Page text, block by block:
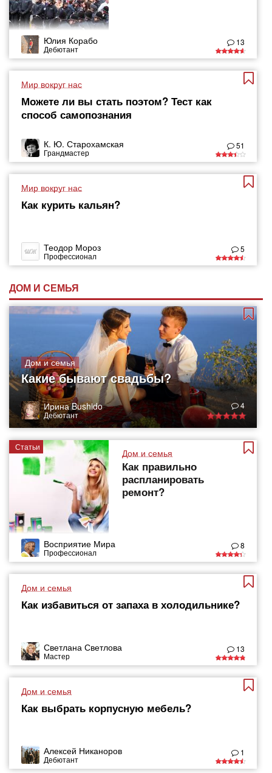
Юлия Корабо
Дебютант
13
Мир вокруг нас
Можете ли вы стать поэтом? Тест как
способ самопознания
К. Ю. Старохамская
Грандмастер
51
Мир вокруг нас
Как курить кальян?
Теодор Мороз
Профессионал
5
ДОМ И СЕМЬЯ
Дом и семья
Какие бывают свадьбы?
Ирина Bushido
Дебютант
4
Статьи
Дом и семья
Как правильно
распланировать
ремонт?
Восприятие Мира
Профессионал
8
Дом и семья
Как избавиться от запаха в холодильнике?
Светлана Светлова
Мастер
13
Дом и семья
Как выбрать корпусную мебель?
Алексей Никаноров
Дебютант
1